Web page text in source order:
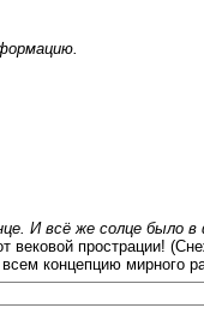
И всё же солце было
прострации!
концепцию мирного